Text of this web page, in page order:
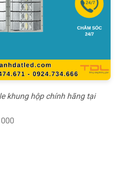
khung hộp chính hãng tại